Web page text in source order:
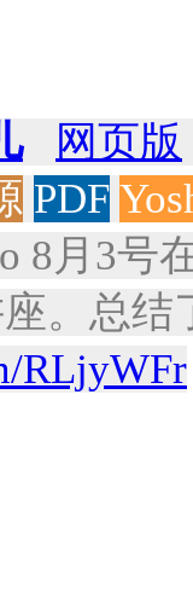
网页版
PDF
8月3号
。总
RLjyWFr